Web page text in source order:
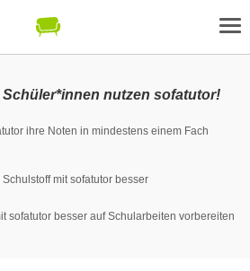
Schüler*innen nutzen sofatutor!
ihre Noten in mindestens einem Fach
mit sofatutor besser
sofatutor besser auf Schularbeiten vorbereiten